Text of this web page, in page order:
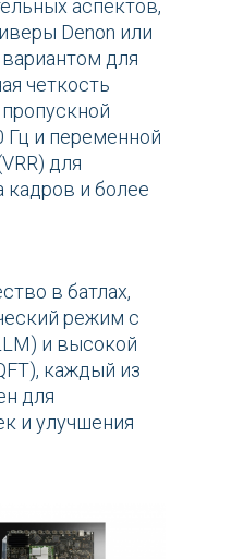
аспектов,
Denon или
для
четкость
Гц и переменной
для
и более
в батлах,
режим с
и высокой
каждый из
для
и улучшения